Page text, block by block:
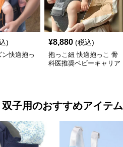
)
快適抱っ
¥8,880 (税込)
抱っこ紐 快適抱っこ 骨
科医推奨ベビーキャリア
双子用のおすすめアイテム